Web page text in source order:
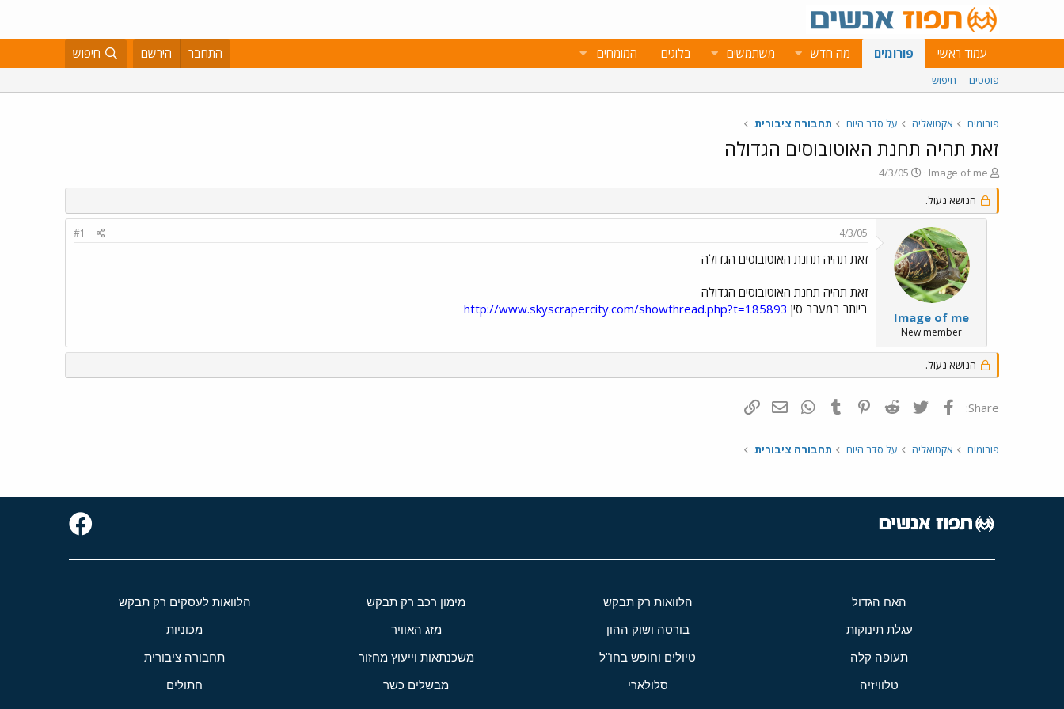
עמוד ראשי פורומים מה חדש משתמשים בלוגים המומחים התחבר הירשם חיפוש
פוסטים חיפוש
פורומים אקטואליה על סדר היום תחבורה ציבורית
זאת תהיה תחנת האוטובוסים הגדולה
פ
ו
ת
ח
Image of me
פ
ו
ס
ב
ת
א
ר
י
ך
4/3/05
הנושא נעול.
Image of me
New member
4/3/05
#1
זאת תהיה תחנת האוטובוסים הגדולה
זאת תהיה תחנת האוטובוסים הגדולה
ביותר במערב סין http://www.skyscrapercity.com/showthread.php?t=185893
הנושא נעול.
Share: פייסבוק Twitter
Reddit
Pinterest
Tumblr
WhatsAppדואר אלקטרוני
פורומים אקטואליה על סדר היום תחבורה ציבורית
האח הגדול הלוואות רק תבקש מימון רכב רק תבקש הלוואות לעסקים רק תבקש
עגלת תינוקות בורסה ושוק ההון מזג האוויר מכוניות
תעופה קלה טיולים וחופש בחו"ל משכנתאות וייעוץ מחזור תחבורה ציבורית
טלוויזיה סלולארי מבשלים כשר חתולים